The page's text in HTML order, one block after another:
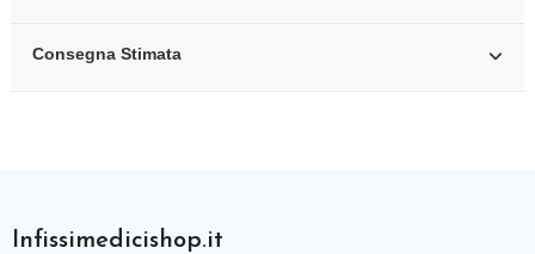
Consegna Stimata
Infissimedicishop.it